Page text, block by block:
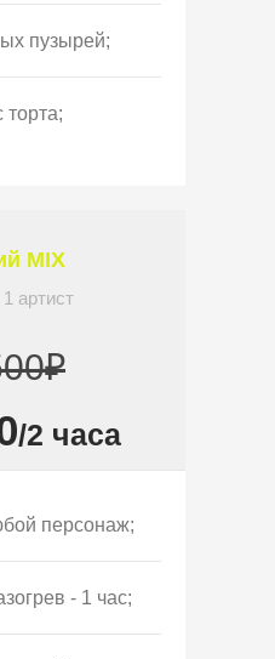
пузырей;
MIX
артист
/2 часа
персонаж;
- 1 час;